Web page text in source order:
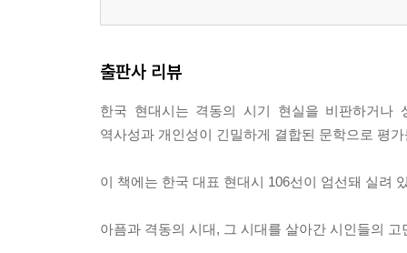
출판사 리뷰
한국 현대시는 격동의 시기 현실을 비판하거나
역사성과 개인성이 긴밀하게 결합된 문학으로 평
이 책에는 한국 대표 현대시 106선이 엄선돼 실려
아픔과 격동의 시대, 그 시대를 살아간 시인들의